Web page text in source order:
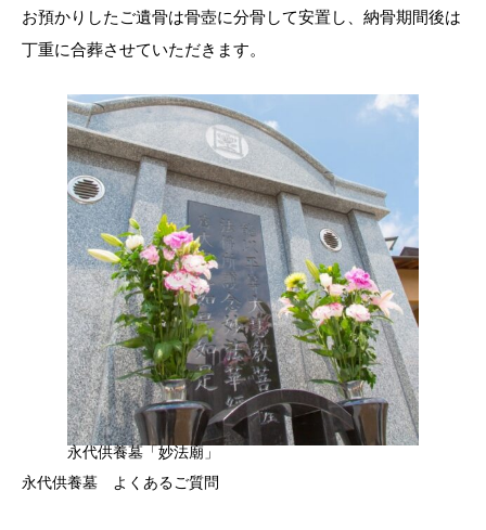
お預かりしたご遺骨は骨壺に分骨して安置し、納骨期間後は
丁重に合葬させていただきます。
永代供養墓「妙法廟」
永代供養墓 よくあるご質問